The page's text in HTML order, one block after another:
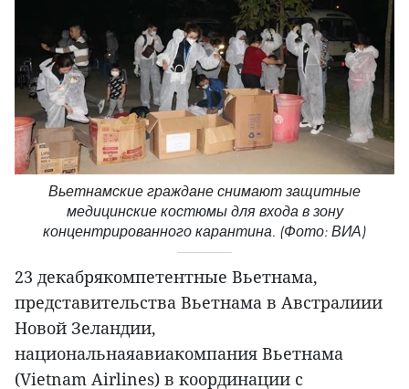
Вьетнамские граждане снимают защитные
медицинские костюмы для входа в зону
концентрированного карантина. (Фото: ВИА)
23 декабрякомпетентные Вьетнама,
представительства Вьетнама в Австралиии
Новой Зеландии,
национальнаяавиакомпания Вьетнама
(Vietnam Airlines) в координации с